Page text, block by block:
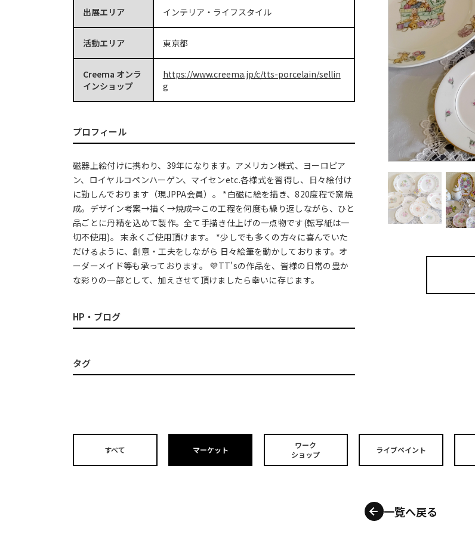
出展エリア インテリア・ライフスタイル
活動エリア 東京都
Creema オンラ
インショップ
https://www.creema.jp/c/tts-porcelain/sellin
g
プロフィール
磁器上絵付けに携わり、39年になります。アメリカン様式、ヨーロピア
ン、ロイヤルコペンハーゲン、マイセンetc.各様式を習得し、日々絵付け
に勤しんでおります（現JPPA会員）。 *白磁に絵を描き、820度程で窯焼
成。デザイン考案→描く→焼成⇒この工程を何度も繰り返しながら、ひと
品ごとに丹精を込めて製作。全て手描き仕上げの一点物です(転写紙は一
切不使用)。 末永くご使用頂けます。 *少しでも多くの方々に喜んでいた
だけるように、創意・工夫をしながら 日々絵筆を動かしております。オ
ーダーメイド等も承っております。 💜TT'sの作品を、皆様の日常の豊か
な彩りの一部として、加えさせて頂けましたら幸いに存じます。
HP・ブログ
タグ
すべて マーケット
ワーク
ショップ
ライブペイント
一覧へ戻る